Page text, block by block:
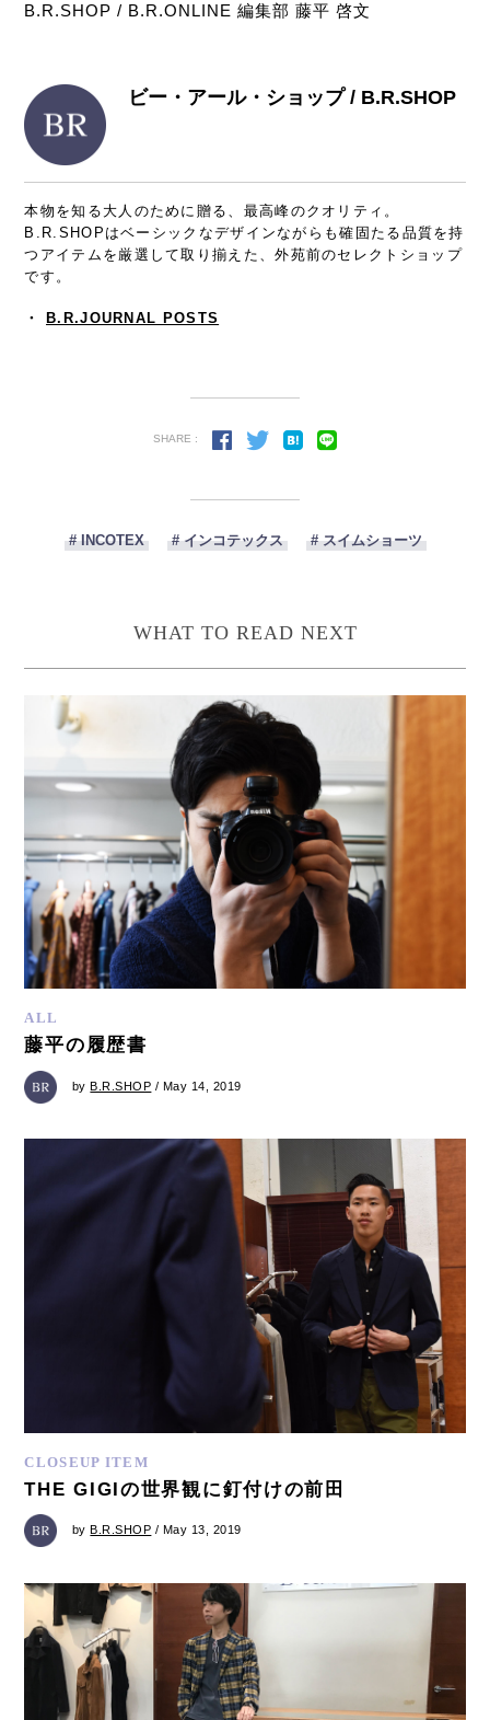
B.R.SHOP / B.R.ONLINE 編集部 藤平 啓文
ビー・アール・ショップ / B.R.SHOP
本物を知る大人のために贈る、最高峰のクオリティ。
B.R.SHOPはベーシックなデザインながらも確固たる品質を持
つアイテムを厳選して取り揃えた、外苑前のセレクトショップ
です。
・B.R.JOURNAL POSTS
SHARE :
# INCOTEX # インコテックス # スイムショーツ
WHAT TO READ NEXT
ALL
藤平の履歴書
byB.R.SHOP / May 14, 2019
CLOSEUP ITEM
THE GIGIの世界観に釘付けの前田
by B.R.SHOP / May 13, 2019